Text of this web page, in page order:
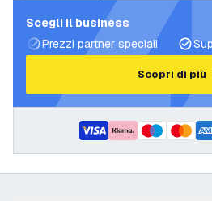
Scegli il business
Prezzi partner speciali
Scopri di più